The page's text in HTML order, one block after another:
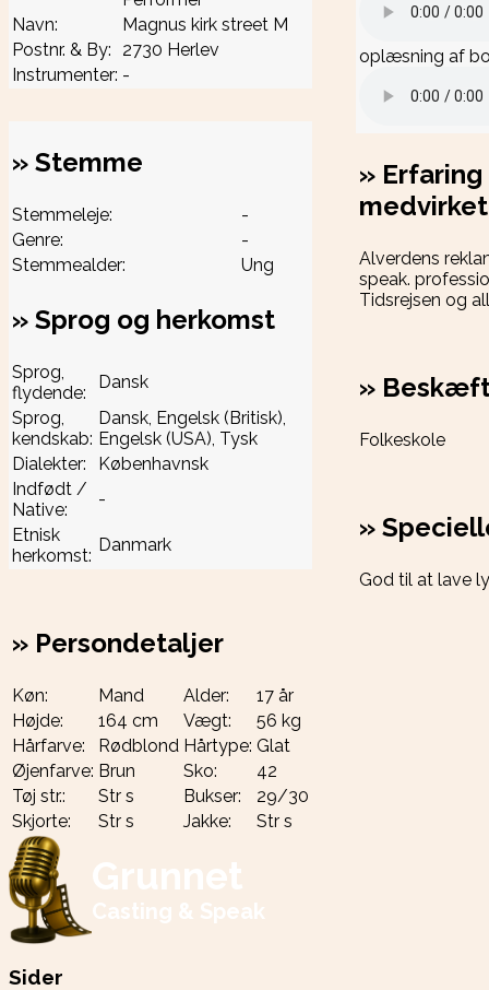
Navn:
Magnus kirk street M
Postnr. & By:
2730 Herlev
Instrumenter: -
» Stemme
Stemmeleje:
-
Genre:
-
Stemmealder:
Ung
» Sprog og herkomst
Sprog,
flydende:
Dansk
Sprog,
kendskab:
Dansk, Engelsk (Britisk),
Engelsk (USA), Tysk
Dialekter:
Københavnsk
Indfødt /
Native:
-
Etnisk
herkomst:
Danmark
» Persondetaljer
Køn: Mand Alder:
17 år
Højde:
164 cm Vægt:
56 kg
Hårfarve:
Rødblond Hårtype: Glat
Øjenfarve: Brun Sko:
42
Tøj str.:
Str s Bukser:
29/30
Skjorte:
Str s Jakke: Str s
oplæsning af
»
Alverdens
speak.
Tidsrejsen og
»
Folkeskole
»
God til at lave
Grunnet
Casting & Speak
Sider